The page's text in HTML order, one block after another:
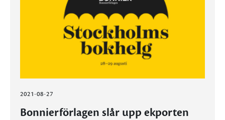
2021-08-27
Bonnierförlagen slår upp ekporten